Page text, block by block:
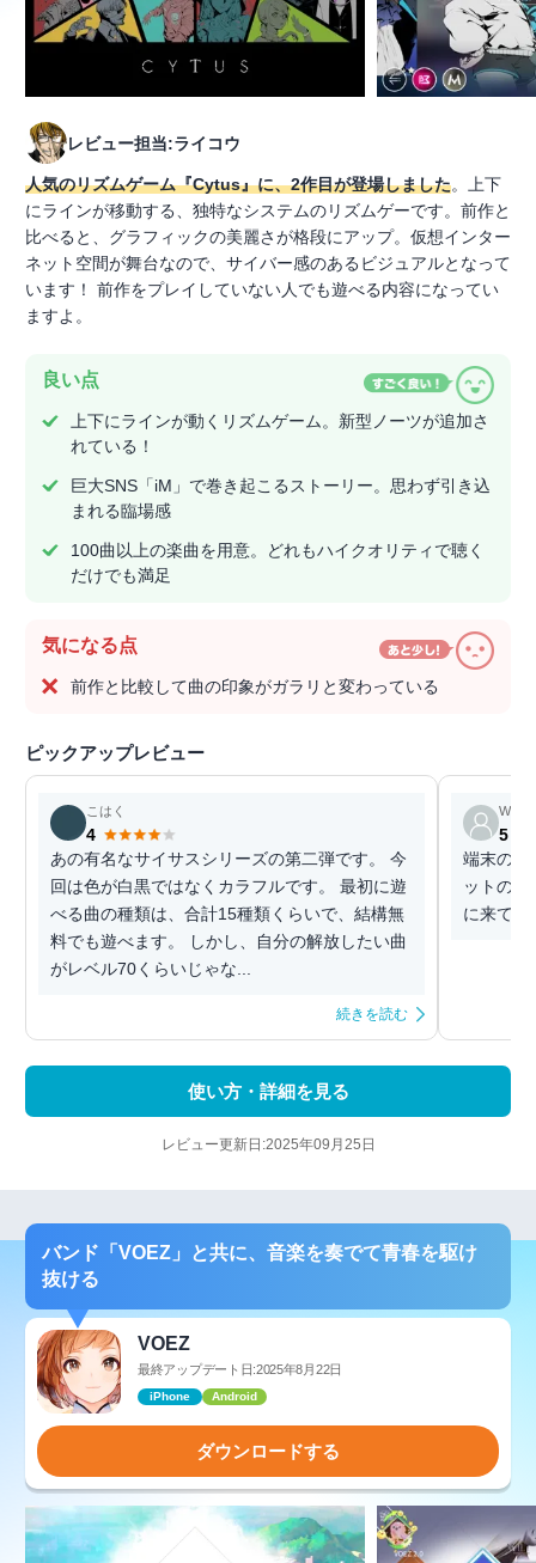
レビュー担当:ライコウ
人気のリズムゲーム『Cytus』に、2作目が登場しました。上下
にラインが移動する、独特なシステムのリズムゲーです。前作と
比べると、グラフィックの美麗さが格段にアップ。仮想インター
ネット空間が舞台なので、サイバー感のあるビジュアルとなって
います！ 前作をプレイしていない人でも遊べる内容になってい
ますよ。
良い点
上下にラインが動くリズムゲーム。新型ノーツが追加さ
れている！
巨大SNS「iM」で巻き起こるストーリー。思わず引き込
まれる臨場感
100曲以上の楽曲を用意。どれもハイクオリティで聴く
だけでも満足
気になる点
前作と比較して曲の印象がガラリと変わっている
ピックアップレビュー
こはく
4
あの有名なサイサスシリーズの第二弾です。 今
回は色が白黒ではなくカラフルです。 最初に遊
べる曲の種類は、合計15種類くらいで、結構無
料でも遊べます。 しかし、自分の解放したい曲
がレベル70くらいじゃな...
続きを読む
Well
5
端末の全
ットの
に来て、
使い方・詳細を見る
レビュー更新日:2025年09月25日
バンド「VOEZ」と共に、音楽を奏でて青春を駆け
抜ける
VOEZ
最終アップデート日:2025年8月22日
iPhone Android
ダウンロードする